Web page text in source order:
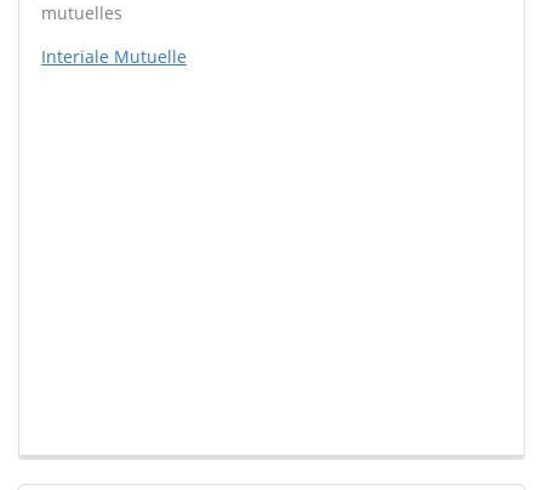
mutuelles
Interiale Mutuelle